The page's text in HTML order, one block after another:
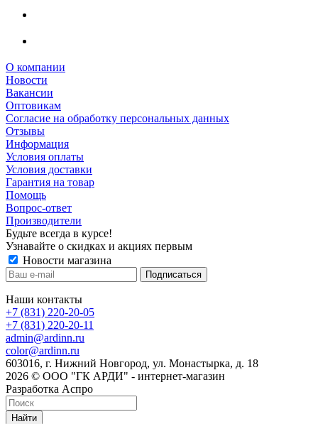
О компании
Новости
Вакансии
Оптовикам
Cогласие на обработку персональных данных
Отзывы
Информация
Условия оплаты
Условия доставки
Гарантия на товар
Помощь
Вопрос-ответ
Производители
Будьте всегда в курсе!
Узнавайте о скидках и акциях первым
Новости магазина
Наши контакты
+7 (831) 220-20-05
+7 (831) 220-20-11
admin@ardinn.ru
color@ardinn.ru
603016, г. Нижний Новгород, ул. Монастырка, д. 18
2026 © ООО "ГК АРДИ" - интернет-магазин
Разработка Аспро
Найти